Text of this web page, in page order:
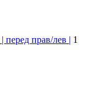
прав/лев | 1